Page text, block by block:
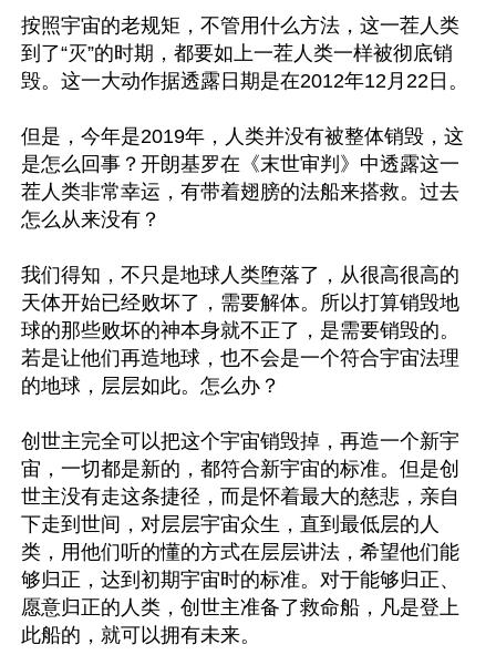
按照宇宙的老规矩，不管用什么方法，这一茬人类
到了“灭”的时期，都要如上一茬人类一样被彻底销
毁。这一大动作据透露日期是在2012年12月22日。
但是，今年是2019年，人类并没有被整体销毁，这
是怎么回事？开朗基罗在《末世审判》中透露这一
茬人类非常幸运，有带着翅膀的法船来搭救。过去
怎么从来没有？
我们得知，不只是地球人类堕落了，从很高很高的
天体开始已经败坏了，需要解体。所以打算销毁地
球的那些败坏的神本身就不正了，是需要销毁的。
若是让他们再造地球，也不会是一个符合宇宙法理
的地球，层层如此。怎么办？
创世主完全可以把这个宇宙销毁掉，再造一个新宇
宙，一切都是新的，都符合新宇宙的标准。但是创
世主没有走这条捷径，而是怀着最大的慈悲，亲自
下走到世间，对层层宇宙众生，直到最低层的人
类，用他们听的懂的方式在层层讲法，希望他们能
够归正，达到初期宇宙时的标准。对于能够归正、
愿意归正的人类，创世主准备了救命船，凡是登上
此船的，就可以拥有未来。